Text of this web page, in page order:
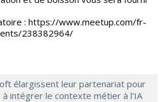
: https://www.meetup.com/fr-
238382964/
élargissent leur partenariat pour
intégrer le contexte métier à l'IA